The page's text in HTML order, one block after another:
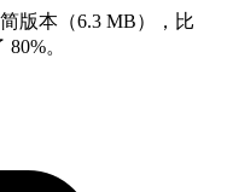
版本（6.3 MB），比
。